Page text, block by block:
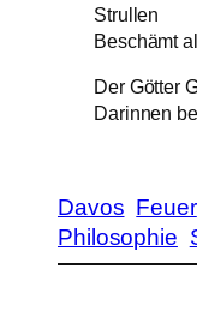
Strullen
Beschämt
Der Götter
Darinnen
Davos Feuer
Philosophie